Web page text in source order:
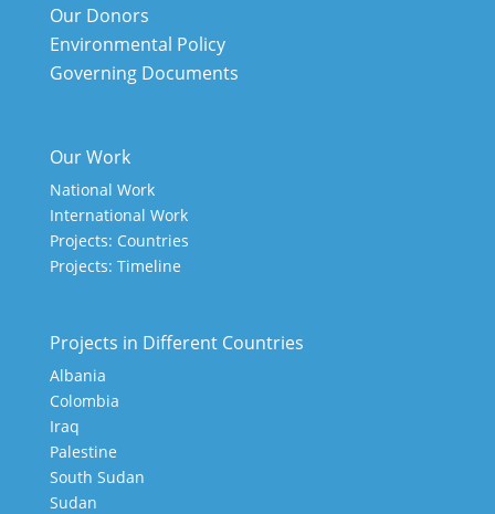
Our Donors
Environmental Policy
Governing Documents
Our Work
National Work
International Work
Projects: Countries
Projects: Timeline
Projects in Different Countries
Albania
Colombia
Iraq
Palestine
South Sudan
Sudan